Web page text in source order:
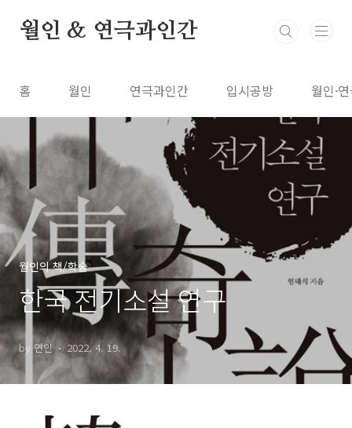
월인 & 연극과인간
홈 월인 연극과인간 입시공방 월인·
월인의 책/학술
한국 전기소설 연구
by 연인 2022. 4. 19.